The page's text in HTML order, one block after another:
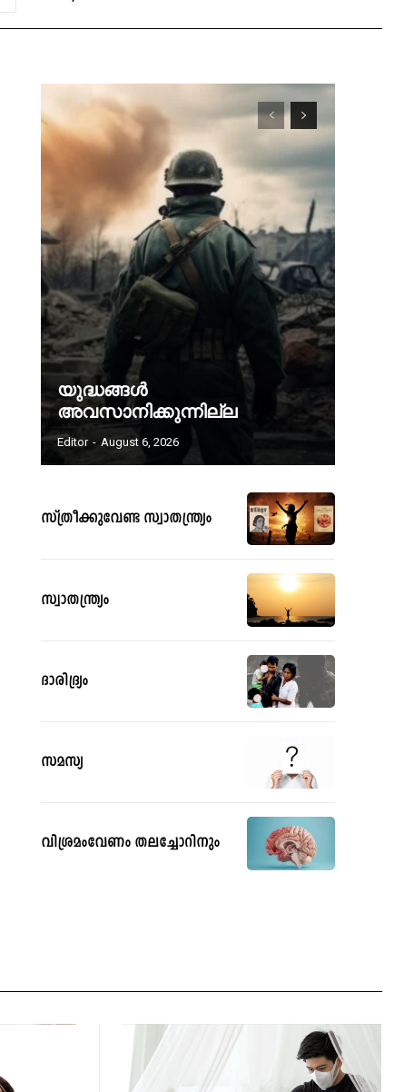
യുദ്ധങ്ങൾ
അവസാനിക്കുന്നില്ല
Editor - August 6, 2026
സ്ത്രീക്കുവേണ്ട സ്വാതന്ത്ര്യം
സ്വാതന്ത്ര്യം
ദാരിദ്ര്യം
സമസ്യ
വിശ്രമംവേണം തലച്ചോറിനും